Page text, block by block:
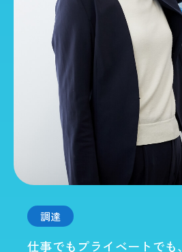
調達
仕事でもプライベートでも、